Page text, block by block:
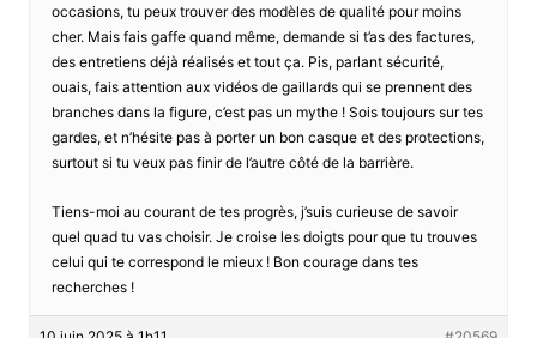
occasions, tu peux trouver des modèles de qualité pour moins
cher. Mais fais gaffe quand même, demande si t’as des factures,
des entretiens déjà réalisés et tout ça. Pis, parlant sécurité,
ouais, fais attention aux vidéos de gaillards qui se prennent des
branches dans la figure, c’est pas un mythe ! Sois toujours sur tes
gardes, et n’hésite pas à porter un bon casque et des protections,
surtout si tu veux pas finir de l’autre côté de la barrière.
Tiens-moi au courant de tes progrès, j’suis curieuse de savoir
quel quad tu vas choisir. Je croise les doigts pour que tu trouves
celui qui te correspond le mieux ! Bon courage dans tes
recherches !